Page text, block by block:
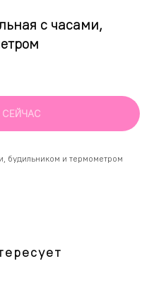
с часами,
СЕЙЧАС
будильником и термометром